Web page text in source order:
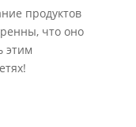
продуктов
что оно
этим